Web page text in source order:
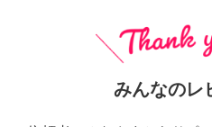
みんなのレ